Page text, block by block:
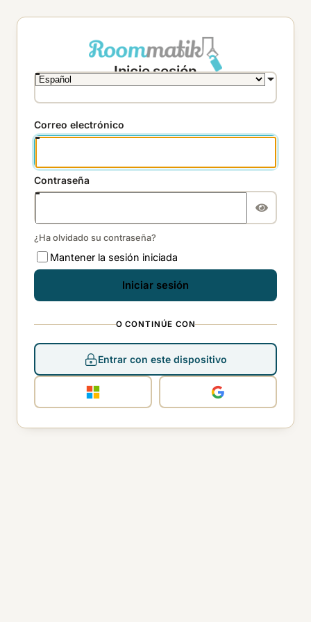
Inicie sesión
Correo electrónico
Contraseña
¿Ha olvidado su contraseña?
Mantener la sesión iniciada
Iniciar sesión
O CONTINÚE CON
Entrar con este dispositivo